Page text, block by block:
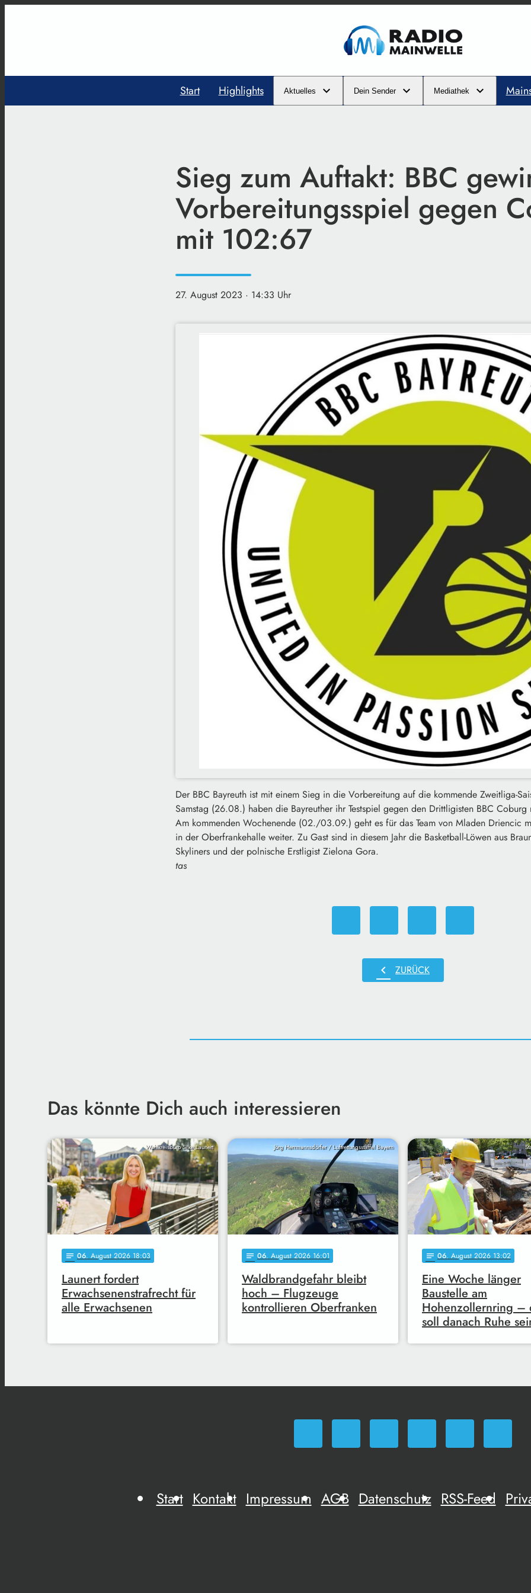
Start Highlights Aktuelles Dein Sender Mediathek
Sieg zum Auftakt: BBC
Vorbereitungsspiel gegen
mit 102:67
27. August 2023 · 14:33 Uhr
Der BBC Bayreuth ist mit einem Sieg in die Vorbereitung auf die kommende Zweitliga-
Samstag (26.08.) haben die Bayreuther ihr Testspiel gegen den Drittligisten BBC
Am kommenden Wochenende (02./03.09.) geht es für das Team von Mladen Driencic
in der Oberfrankehalle weiter. Zu Gast sind in diesem Jahr die Basketball-Löwen aus
Skyliners und der polnische Erstligist Zielona Gora.
tas
chevron_left ZURÜCK
Das könnte Dich auch interessieren
Wahlkreisbüro Silke Launert
notes 06. August 2026 18:03
Launert fordert
Erwachsenenstrafrecht für
alle Erwachsenen
Jörg Herrmannsdörfer / Luftrettungsstaffel Bayern
notes 06. August 2026 16:01
Waldbrandgefahr bleibt
hoch – Flugzeuge
kontrollieren Oberfranken
notes 06. August 2026 13:02
Eine Woche länger
Baustelle am
Hohenzollernring –
soll danach Ruhe
Start Kontakt Impressum AGB Datenschutz RSS-Feed